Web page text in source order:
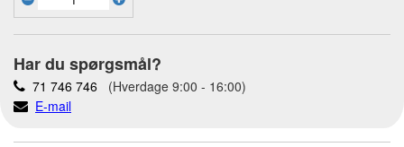
Har du spørgsmål?
71 746 746 (Hverdage 9:00 - 16:00)
E-mail